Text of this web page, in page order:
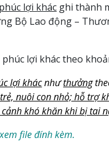
lợi khác ghi thành
Bộ Lao động –
phúc lợi khác theo
lợi khácnhưthưởng
nuôi con nhỏ; hỗ trợ
khó khăn khi bị tai
file đính kèm.